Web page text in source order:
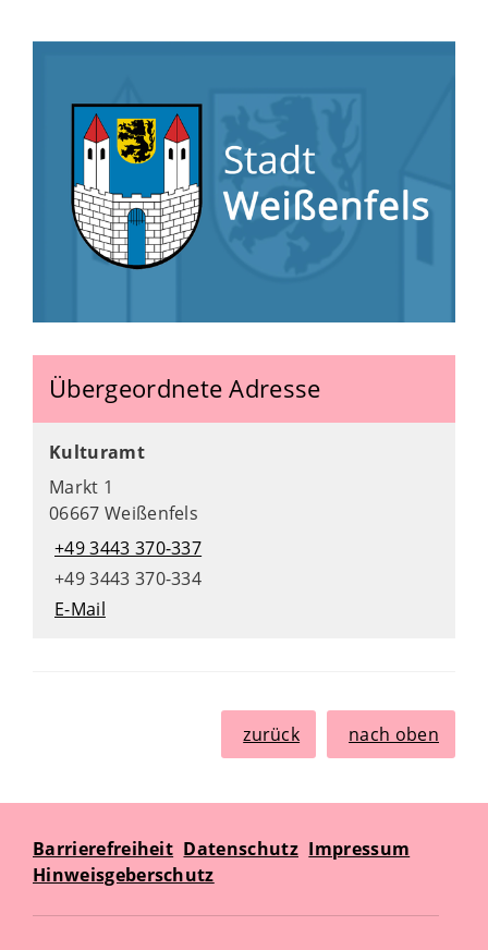
Übergeordnete Adresse
Kulturamt
Markt 1
06667 Weißenfels
+49 3443 370-337
+49 3443 370-334
E-Mail
zurück nach oben
Barrierefreiheit Datenschutz Impressum
Hinweisgeberschutz